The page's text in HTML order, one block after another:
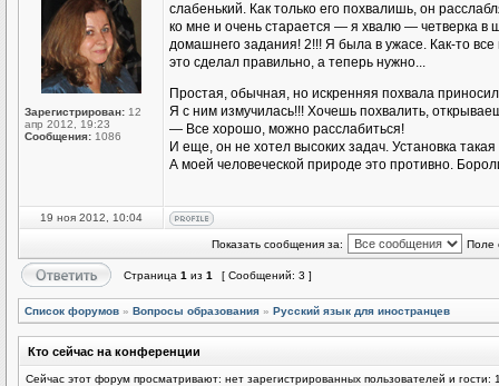
Зарегистрирован: 12
апр 2012, 19:23
Сообщения: 1086
слабенький. Как только его похвалишь, он
ко мне и очень старается — я хвалю — четверка
домашнего задания! 2!!! Я была в ужасе. Как-то
это сделал правильно, а теперь нужно...
Простая, обычная, но искренняя похвала
Я с ним измучилась!!! Хочешь похвалить,
— Все хорошо, можно расслабиться!
И еще, он не хотел высоких задач. Установка
А моей человеческой природе это противно.
19 ноя 2012, 10:04
Показать сообщения за: Поле
Страница 1 из 1 [ Сообщений: 3 ]
Список форумов » Вопросы образования » Русский язык для иностранцев
Кто сейчас на конференции
Сейчас этот форум просматривают: нет зарегистрированных пользователей и гости: